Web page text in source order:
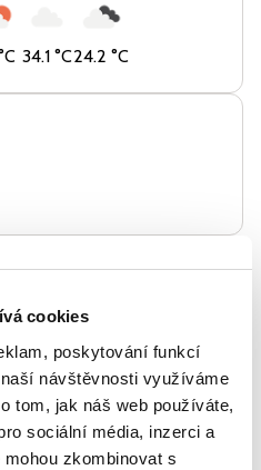
cookies
poskytování funkcí
návštěvnosti využíváme
tom, jak náš web používáte,
sociální média, inzerci a
zkombinovat s
34.1°C24.2 °C